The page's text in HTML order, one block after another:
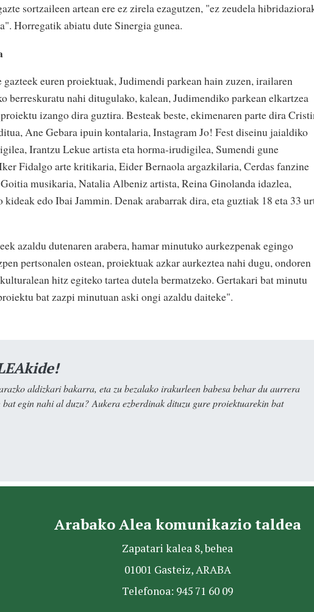
sortzaileen artean ere ez zirela ezagutzen, "ez zeudela
Horregatik abiatu dute Sinergia gunea.
euren proiektuak, Judimendi parkean hain zuzen, irailaren
berreskuratu nahi ditugulako, kalean, Judimendiko parkean elkartzea
izango dira guztira. Besteak beste, ekimenaren parte dira
Ane Gebara ipuin kontalaria, Instagram Jo! Fest diseinu jaialdiko
Irantzu Lekue artista eta horma-irudigilea, Sumendi gune
Fidalgo arte kritikaria, Eider Bernaola argazkilaria, Cerdas fanzine
musikaria, Natalia Albeniz artista, Reina Ginolanda idazlea,
kideak edo Ibai Jammin. Denak arabarrak dira, eta guztiak 18 eta 33
azaldu dutenaren arabera, hamar minutuko aurkezpenak egingo
pertsonalen ostean, proiektuak azkar aurkeztea nahi dugu, ondoren
hitz egiteko tartea dutela bermatzeko. Gertakari bat minutu
bat zazpi minutuan aski ongi azaldu daiteke".
aldizkari bakarra, eta zu bezalako irakurleen babesa behar du aurrera
egin nahi al duzu? Aukera ezberdinak dituzu gure proiektuarekin bat
Arabako Alea komunikazio taldea
Zapatari kalea 8, behea
01001 Gasteiz, ARABA
Telefonoa: 945 71 60 09